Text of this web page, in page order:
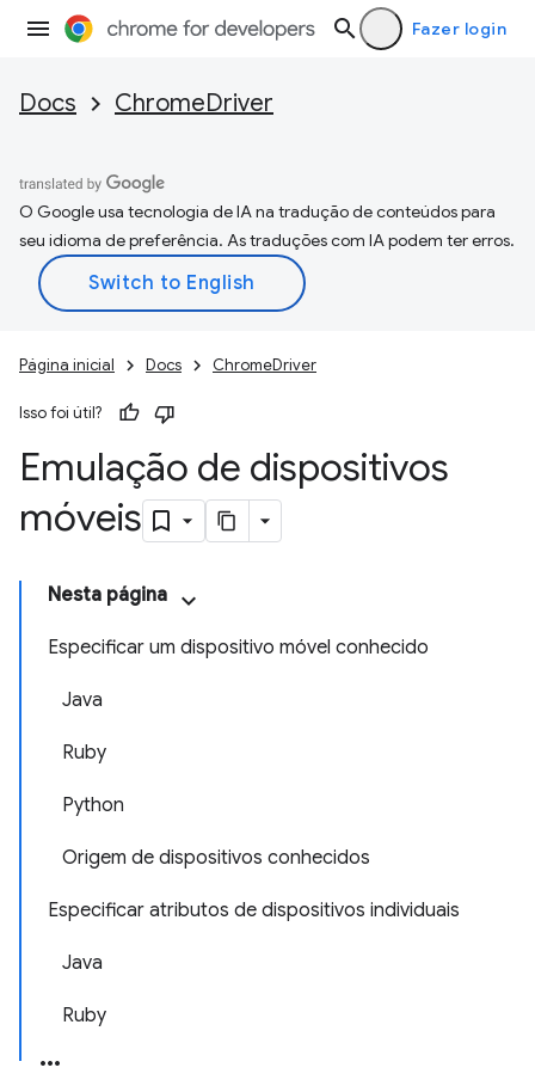
Fazer login
Docs ChromeDriver
O Google usa tecnologia de IA na tradução de conteúdos para
seu idioma de preferência. As traduções com IA podem ter erros.
Página inicial Docs ChromeDriver
Isso foi útil?
Emulação de dispositivos
móveis
Nesta página
Especificar um dispositivo móvel conhecido
Java
Ruby
Python
Origem de dispositivos conhecidos
Especificar atributos de dispositivos individuais
Java
Ruby